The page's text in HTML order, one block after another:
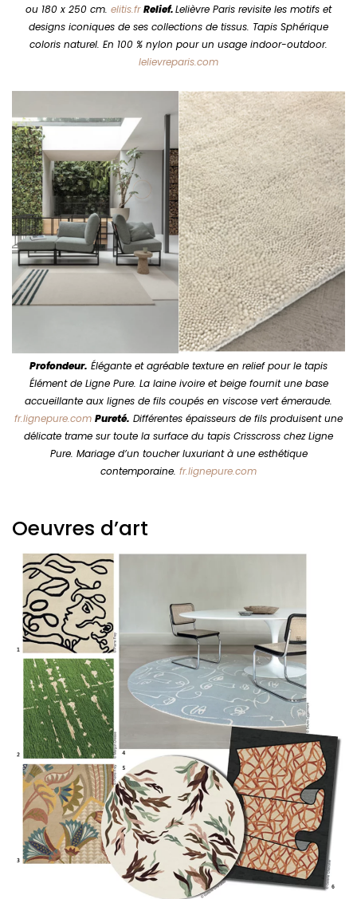
ou 180 x 250 cm. elitis.fr Relief.Lelièvre Paris revisite les motifs et
designs iconiques de ses collections de tissus. Tapis Sphérique
coloris naturel. En 100 % nylon pour un usage indoor-outdoor.
lelievreparis.com
Profondeur. Élégante et agréable texture en relief pour le tapis
Élément de Ligne Pure. La laine ivoire et beige fournit une base
accueillante aux lignes de fils coupés en viscose vert émeraude.
fr.lignepure.com Pureté. Différentes épaisseurs de fils produisent une
délicate trame sur toute la surface du tapis Crisscross chez Ligne
Pure. Mariage d’un toucher luxuriant à une esthétique
contemporaine. fr.lignepure.com
Oeuvres d’art